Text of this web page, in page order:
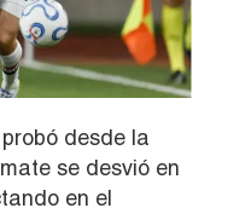
probó desde la
se desvió en
en el